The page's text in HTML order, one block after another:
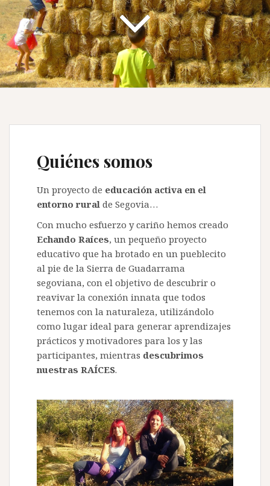
Quiénes somos
Un proyecto de educación activa en el
entorno rural de Segovia…
Con mucho esfuerzo y cariño hemos creado
Echando Raíces, un pequeño proyecto
educativo que ha brotado en un pueblecito
al pie de la Sierra de Guadarrama
segoviana, con el objetivo de descubrir o
reavivar la conexión innata que todos
tenemos con la naturaleza, utilizándolo
como lugar ideal para generar aprendizajes
prácticos y motivadores para los y las
participantes, mientras descubrimos
nuestras RAÍCES.